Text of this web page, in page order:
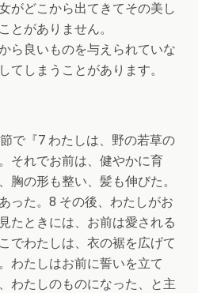
がどこから出てきてその美し
とがありません。
ら良いものを与えられていな
てしまうことがあります。
で『7 わたしは、野の若草の
それでお前は、健やかに育
胸の形も整い、髪も伸びた。
った。8 その後、わたしがお
たときには、お前は愛される
でわたしは、衣の裾を広げて
わたしはお前に誓いを立て
わたしのものになった、と主